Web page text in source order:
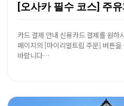
카드 결제 안내 신용카드 결제를 원하
페이지의 [마이리얼트립 주문] 버튼을
바랍니다…